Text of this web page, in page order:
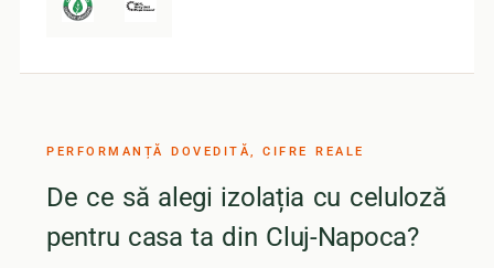
PERFORMANȚĂ DOVEDITĂ, CIFRE REALE
De ce să alegi izolația cu celuloză
pentru casa ta din Cluj-Napoca?